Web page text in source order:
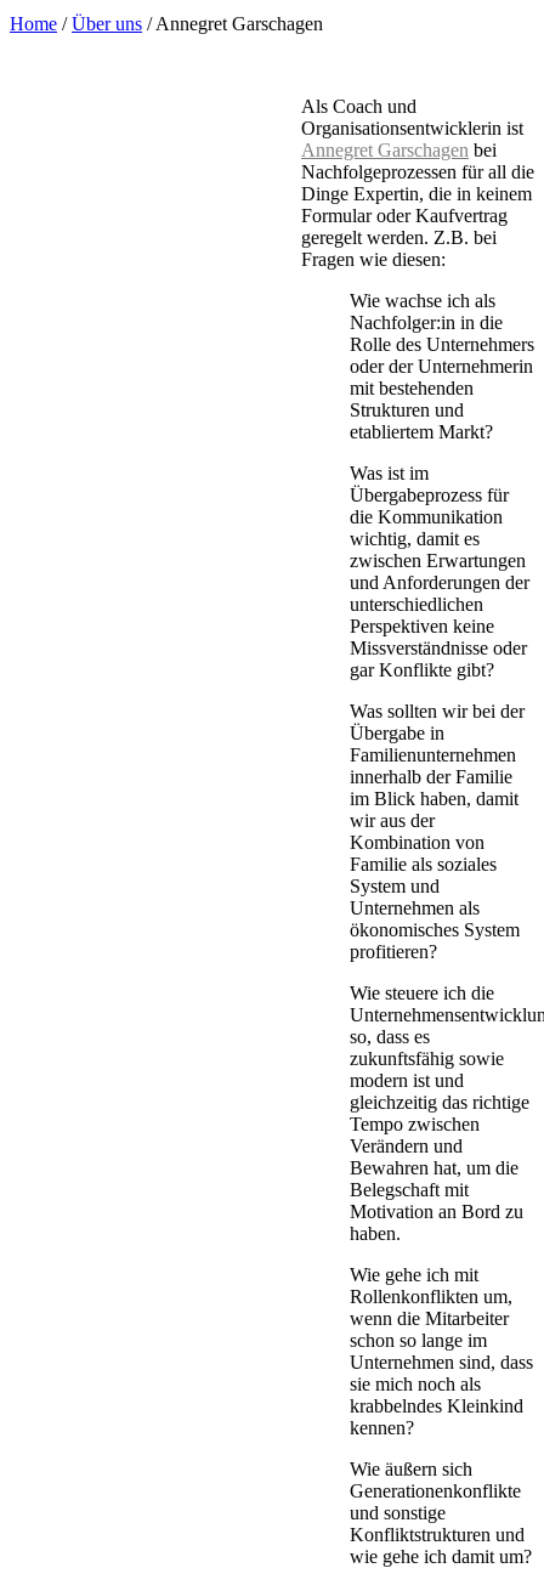
Home /Über uns /Annegret Garschagen
Als Coach und
Organisationsentwicklerin ist
Annegret Garschagen bei
Nachfolgeprozessen für all die
Dinge Expertin, die in keinem
Formular oder Kaufvertrag
geregelt werden. Z.B. bei
Fragen wie diesen:
Wie wachse ich als
Nachfolger:in in die
Rolle des Unternehmers
oder der Unternehmerin
mit bestehenden
Strukturen und
etabliertem Markt?
Was ist im
Übergabeprozess für
die Kommunikation
wichtig, damit es
zwischen Erwartungen
und Anforderungen der
unterschiedlichen
Perspektiven keine
Missverständnisse oder
gar Konflikte gibt?
Was sollten wir bei der
Übergabe in
Familienunternehmen
innerhalb der Familie
im Blick haben, damit
wir aus der
Kombination von
Familie als soziales
System und
Unternehmen als
ökonomisches System
profitieren?
Wie steuere ich die
so, dass es
zukunftsfähig sowie
modern ist und
gleichzeitig das richtige
Tempo zwischen
Verändern und
Bewahren hat, um die
Belegschaft mit
Motivation an Bord zu
haben.
Wie gehe ich mit
Rollenkonflikten um,
wenn die Mitarbeiter
schon so lange im
Unternehmen sind, dass
sie mich noch als
krabbelndes Kleinkind
kennen?
Wie äußern sich
Generationenkonflikte
und sonstige
Konfliktstrukturen und
wie gehe ich damit um?